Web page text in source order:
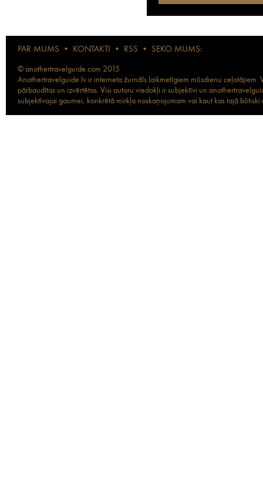
PAR MUMS • KONTAKTI • RSS • SEKO MUMS:
© anothertravelguide.com 2015
Anothertravelguide.lv ir interneta žurnāls laikmetīgiem mūsdienu
pārbaudītas un izvērtētas. Visi autoru viedokļi ir subjektīvi un
subjektīvajai gaumei, konkrētā mirkļa noskaņojumam vai kaut kas tajā